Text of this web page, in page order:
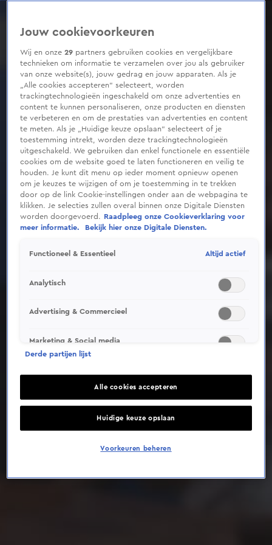
0
seconds
Deze video is niet beschikbaar op je huidige locatie
Jouw cookievoorkeuren
Wij en onze29 partners gebruiken cookies en vergelijkbare
technieken om informatie te verzamelen over jou als gebruiker
van onze website(s), jouw gedrag en jouw apparaten. Als je
„Alle cookies accepteren” selecteert, worden
trackingtechnologieën ingeschakeld om onze advertenties en
content te kunnen personaliseren, onze producten en diensten
te verbeteren en om de prestaties van advertenties en content
te meten. Als je „Huidige keuze opslaan” selecteert of je
toestemming intrekt, worden deze trackingtechnologieën
uitgeschakeld. We gebruiken dan enkel functionele en essentiële
cookies om de website goed te laten functioneren en veilig te
houden. Je kunt dit menu op ieder moment opnieuw openen
om je keuzes te wijzigen of om je toestemming in te trekken
door op de link Cookie-instellingen onder aan de webpagina te
klikken. Je selecties zullen overal binnen onze Digitale Diensten
worden doorgevoerd.
Raadpleeg onze Cookieverklaring voor
meer informatie.
Bekijk hier onze Digitale Diensten.
Functioneel & Essentieel Altijd actief
Analytisch
Advertising & Commercieel
Marketing & Social media
Derde partijen lijst
Alle cookies accepteren
Huidige keuze opslaan
Voorkeuren beheren